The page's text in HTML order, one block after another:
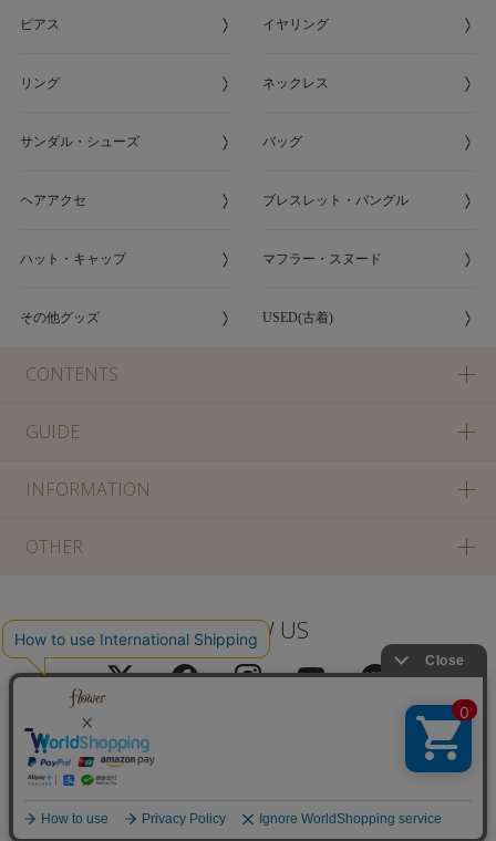
ピアス イヤリング
リング ネックレス
サンダル・シューズ バッグ
ヘアアクセ ブレスレット・バングル
ハット・キャップ マフラー・スヌード
その他グッズ USED(古着)
CONTENTS
GUIDE
INFORMATION
OTHER
FOLLOW US
Copyright(c) SOLA OF TOKYO CO., LTD All Rights Reserved.